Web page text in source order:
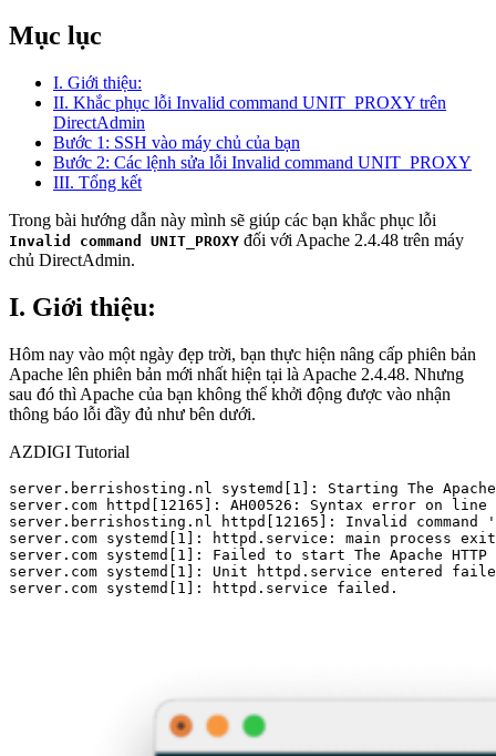
Mục lục
I. Giới thiệu:
II. Khắc phục lỗi Invalid command UNIT_PROXY trên
DirectAdmin
Bước 1: SSH vào máy chủ của bạn
Bước 2: Các lệnh sửa lỗi Invalid command UNIT_PROXY
III. Tổng kết
Trong bài hướng dẫn này mình sẽ giúp các bạn khắc phục lỗi
Invalid command UNIT_PROXY đối với Apache 2.4.48 trên máy
chủ DirectAdmin.
I. Giới thiệu:
Hôm nay vào một ngày đẹp trời, bạn thực hiện nâng cấp phiên bản
Apache lên phiên bản mới nhất hiện tại là Apache 2.4.48. Nhưng
sau đó thì Apache của bạn không thể khởi động được vào nhận
thông báo lỗi đầy đủ như bên dưới.
AZDIGI Tutorial
server.berrishosting.nl systemd[1]: Starting The
server.com httpd[12165]: AH00526: Syntax error on
server.berrishosting.nl httpd[12165]: Invalid command
server.com systemd[1]: httpd.service: main process
server.com systemd[1]: Failed to start The Apache HTTP
server.com systemd[1]: Unit httpd.service entered
server.com systemd[1]: httpd.service failed.